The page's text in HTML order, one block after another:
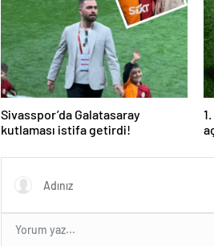
Sivasspor’da Galatasaray
kutlaması istifa getirdi!